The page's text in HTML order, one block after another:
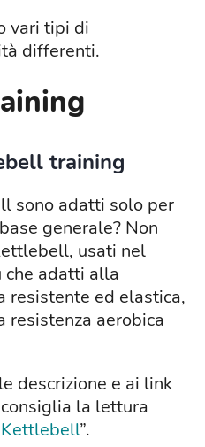
vari tipi di
differenti.
training
sono adatti solo per
generale? Non
usati nel
che adatti alla
resistente ed elastica,
resistenza aerobica
descrizione e ai link
la lettura
”.